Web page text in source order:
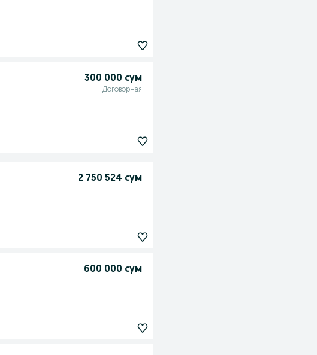
300 000 сум
Договорная
2 750 524 сум
600 000 сум